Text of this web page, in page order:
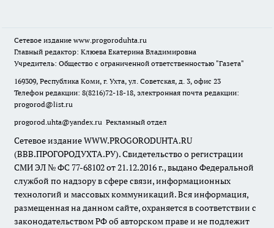
Сетевое издание www.progoroduhta.ru
Главный редактор: Клюева Екатерина Владимировна
Учредитель: Общество с ограниченной ответственностью "Газета"
169309, Республика Коми, г. Ухта, ул. Советская, д. 3, офис 23
Телефон редакции: 8(8216)72-18-18, электронная почта редакции:
progorod@list.ru
progorod.uhta@yandex.ru Рекламный отдел
Сетевое издание WWW.PROGORODUHTA.RU
(ВВВ.ПРОГОРОДУХТА.РУ). Свидетельство о регистрации
СМИ ЭЛ № ФС 77-68102 от 21.12.2016 г., выдано Федеральной
службой по надзору в сфере связи, информационных
технологий и массовых коммуникаций. Вся информация,
размещенная на данном сайте, охраняется в соответствии с
законодательством РФ об авторском праве и не подлежит